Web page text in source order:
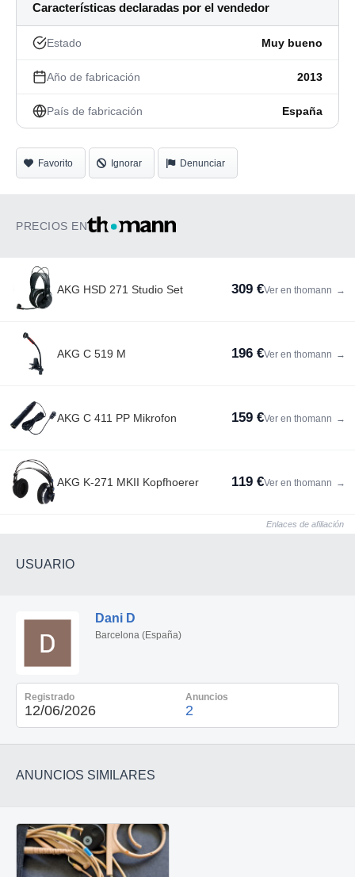
Características declaradas por el vendedor
Estado Muy bueno
Año de fabricación 2013
País de fabricación España
Favorito Ignorar Denunciar
PRECIOS EN
AKG HSD 271 Studio Set 309 €Ver en thomann →
AKG C 519 M 196 €Ver en thomann →
AKG C 411 PP Mikrofon 159 €Ver en thomann →
AKG K-271 MKII Kopfhoerer 119 €Ver en thomann →
Enlaces de afiliación
USUARIO
Dani D
Barcelona (España)
Registrado
12/06/2026
Anuncios
2
ANUNCIOS SIMILARES